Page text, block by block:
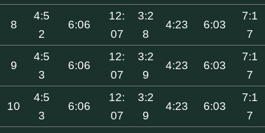
8
4:5
2
6:06
12:
07
3:2
8
4:23 6:03
7:1
7
9
4:5
3
6:06
12:
07
3:2
9
4:23 6:03
7:1
7
10
4:5
3
6:06
12:
07
3:2
9
4:23 6:03
7:1
7